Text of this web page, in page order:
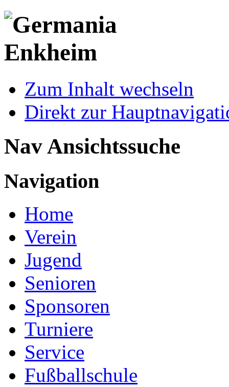
Zum Inhalt wechseln
Direkt zur
Nav Ansichtssuche
Navigation
Home
Verein
Jugend
Senioren
Sponsoren
Turniere
Service
Fußballschule